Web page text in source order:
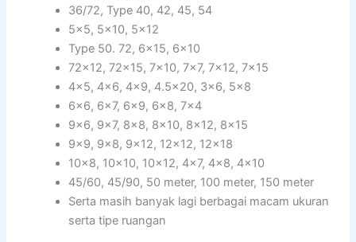
36/72, Type 40, 42, 45, 54
5×5, 5×10, 5×12
Type 50. 72, 6×15, 6×10
72×12, 72×15, 7×10, 7×7, 7×12, 7×15
4×5, 4×6, 4×9, 4.5×20, 3×6, 5×8
6×6, 6×7, 6×9, 6×8, 7×4
9×6, 9×7, 8×8, 8×10, 8×12, 8×15
9×9, 9×8, 9×12, 12×12, 12×18
10×8, 10×10, 10×12, 4×7, 4×8, 4×10
45/60, 45/90, 50 meter, 100 meter, 150 meter
Serta masih banyak lagi berbagai macam ukuran
serta tipe ruangan